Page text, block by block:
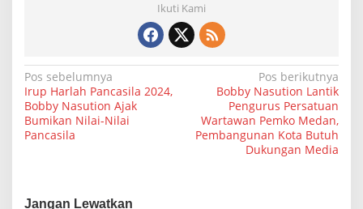
Ikuti Kami
N
a
v
a
Pos sebelumnya
Irup Harlah Pancasila 2024,
Bobby Nasution Ajak
Bumikan Nilai-Nilai
Pancasila
Pos berikutnya
Bobby Nasution Lantik
Pengurus Persatuan
Wartawan Pemko Medan,
Pembangunan Kota Butuh
Dukungan Media
Jangan Lewatkan